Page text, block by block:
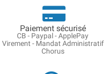
Paiement sécurisé
CB - Paypal - ApplePay
Virement - Mandat Administratif
Chorus